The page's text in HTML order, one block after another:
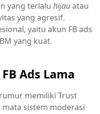
yang terlalu hijauatau
yang agresif.
yaitu akun FB ads
yang kuat.
Ads Lama
memiliki Trust
sistem moderasi